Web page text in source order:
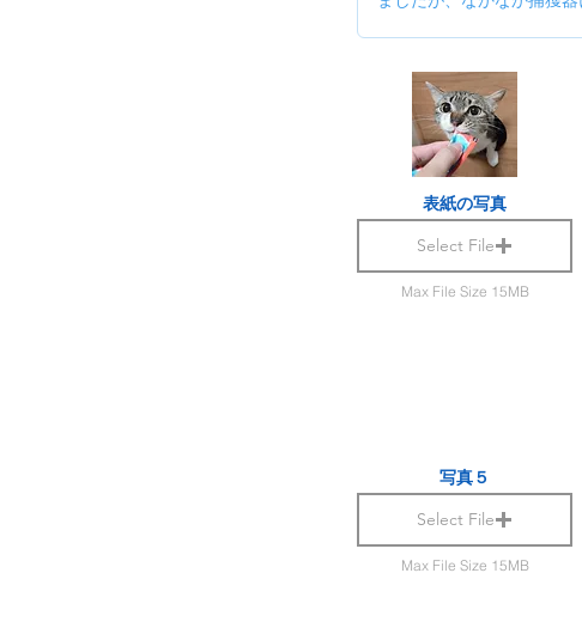
表紙の写真
Select File
Max File Size 15MB
写真５
Select File
Max File Size 15MB